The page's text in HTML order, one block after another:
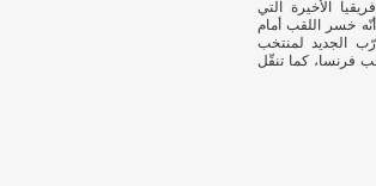
الأخيرة التي
أنّه خسر اللقب أمام
الجديد لمنتخب
مباراة مع منتخب فرنسا، كما تنقّل